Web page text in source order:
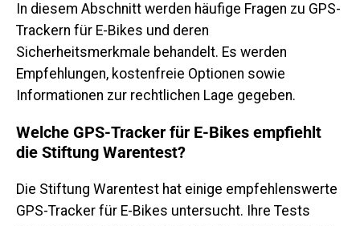
In diesem Abschnitt werden häufige Fragen zu GPS-
Trackern für E-Bikes und deren
Sicherheitsmerkmale behandelt. Es werden
Empfehlungen, kostenfreie Optionen sowie
Informationen zur rechtlichen Lage gegeben.
Welche GPS-Tracker für E-Bikes empfiehlt
die Stiftung Warentest?
Die Stiftung Warentest hat einige empfehlenswerte
GPS-Tracker für E-Bikes untersucht. Ihre Tests